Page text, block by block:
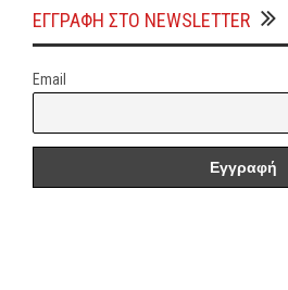
ΕΓΓΡΑΦΗ ΣΤΟ NEWSLETTER
Email